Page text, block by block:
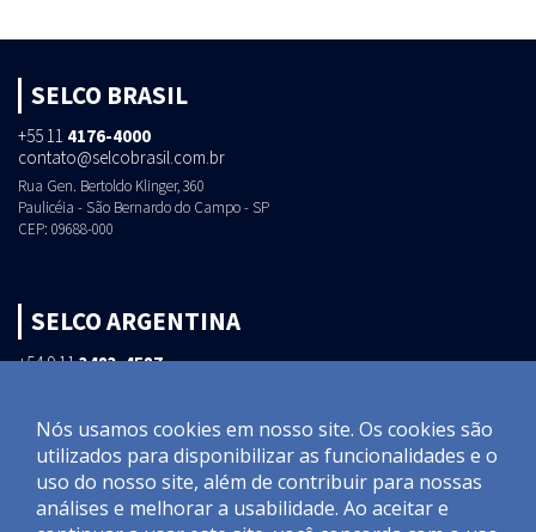
SELCO BRASIL
+55 11 4176-4000
contato@selcobrasil.com.br
Rua Gen. Bertoldo Klinger, 360
Paulicéia - São Bernardo do Campo - SP
CEP: 09688-000
SELCO ARGENTINA
+54 9 113483-4587
Calle La Noria N48, Pavon
Exaltacion de la Cruz - Buenos Aires
(Interseccion de las rutas N6 y N8)
Nós usamos cookies em nosso site. Os cookies são
utilizados ​​para disponibilizar as funcionalidades e o
uso do nosso site, além de contribuir para nossas
análises e melhorar a usabilidade. Ao aceitar e